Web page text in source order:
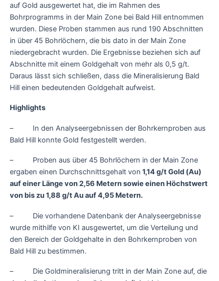
auf Gold ausgewertet hat, die im Rahmen des
Bohrprogramms in der Main Zone bei Bald Hill entnommen
wurden. Diese Proben stammen aus rund 190 Abschnitten
in über 45 Bohrlöchern, die bis dato in der Main Zone
niedergebracht wurden. Die Ergebnisse beziehen sich auf
Abschnitte mit einem Goldgehalt von mehr als 0,5 g/t.
Daraus lässt sich schließen, dass die Mineralisierung Bald
Hill einen bedeutenden Goldgehalt aufweist.
Highlights
– In den Analyseergebnissen der Bohrkernproben aus
Bald Hill konnte Gold festgestellt werden.
– Proben aus über 45 Bohrlöchern in der Main Zone
ergaben einen Durchschnittsgehalt von 1,14 g/t Gold (Au)
auf einer Länge von 2,56 Metern sowie einen Höchstwert
von bis zu 1,88 g/t Au auf 4,95 Metern.
– Die vorhandene Datenbank der Analyseergebnisse
wurde mithilfe von KI ausgewertet, um die Verteilung und
den Bereich der Goldgehalte in den Bohrkernproben von
Bald Hill zu bestimmen.
– Die Goldmineralisierung tritt in der Main Zone auf, die